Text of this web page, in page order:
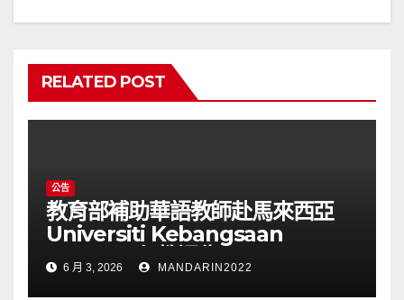
RELATED POST
公告
教育部補助華語教師赴馬來西亞
Universiti Kebangsaan
Malaysia任教通告(115025T)
6 月 3, 2026 MANDARIN2022